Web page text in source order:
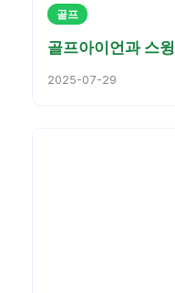
골프
골프아이언과 스
2025-07-29